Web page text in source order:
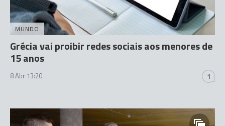
MUNDO
Grécia vai proibir redes sociais aos menores de
15 anos
8 Abr 13:20 1